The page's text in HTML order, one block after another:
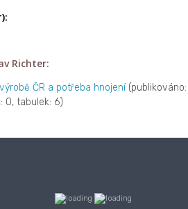
Richter:
ČR a potřeba hnojení(publikováno:
0, tabulek: 6)